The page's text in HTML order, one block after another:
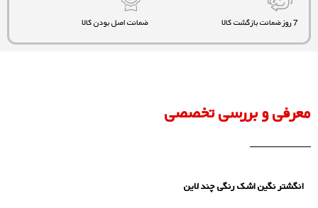
7 روز ضمانت بازگشت کالا ضمانت اصل بودن کالا
معرفی و بررسی تخصصی
انگشتر نگین اشک رنگی چند لاین